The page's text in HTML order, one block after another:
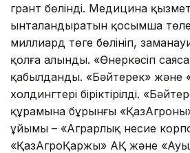
грант бөлінді. Медицина
ынталандыратын қосымша
миллиард төңге бөлініп,
қолға алынды. «Өнеркәсіп
қабылданды. «Бәйтерек» және
холдингтері біріктірілді.
құрамына бұрынғы
ұйымы – «Аграрлық несие
«ҚазАгроҚаржы» АҚ және